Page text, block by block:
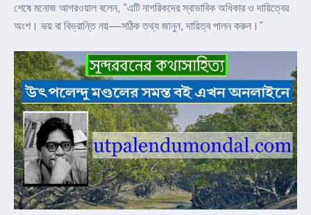
শেষে মনোজ আগরওয়াল বলেন, “এটি নাগরিকদের স্বাভাবিক অধিকার ও দায়িত্বের
অংশ। ভয় বা বিভ্রান্তি নয়—সঠিক তথ্য জানুন, দায়িত্ব পালন করুন।”